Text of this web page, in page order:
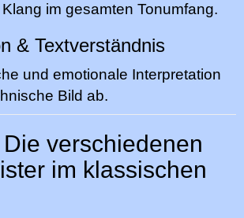
im gesamten Tonumfang.
& Textverständnis
und emotionale Interpretation
Bild ab.
verschiedenen
im klassischen